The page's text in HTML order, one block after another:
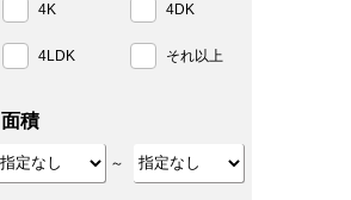
4K 4DK
4LDK それ以上
面積
～